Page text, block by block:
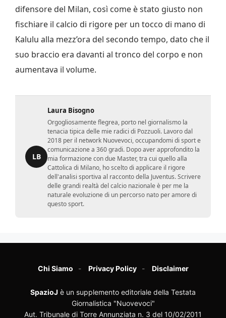
difensore del Milan, così come è stato giusto non
fischiare il calcio di rigore per un tocco di mano di
Kalulu alla mezz’ora del secondo tempo, dato che il
suo braccio era davanti al tronco del corpo e non
aumentava il volume.
LB
Laura Bisogno
Orgogliosamente flegrea, porto nel giornalismo la
tenacia tipica delle mie radici di Pozzuoli. Lavoro dal
2018 per il network Nuovevoci, occupandomi di sport e
comunicazione a 360 gradi. Dopo aver approfondito la
mia formazione con due Master, tra cui quello alla
Cattolica di Milano, ho scelto di applicare il rigore
dell'analisi sportiva al racconto della Juventus. Scrivere
delle grandi realtà del calcio nazionale è per me la
naturale evoluzione di un percorso nato per amore di
questo sport.
Chi Siamo Privacy Policy Disclaimer
SpazioJ è un supplemento editoriale della Testata
Giornalistica "Nuovevoci"
Aut. Tribunale di Torre Annunziata n. 3 del 10/02/2011